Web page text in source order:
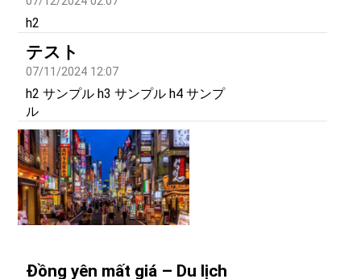
h2
テスト
07/11/2024 12:07
h2 サンプル h3 サンプル h4 サンプ
ル
Đồng yên mất giá – Du lịch